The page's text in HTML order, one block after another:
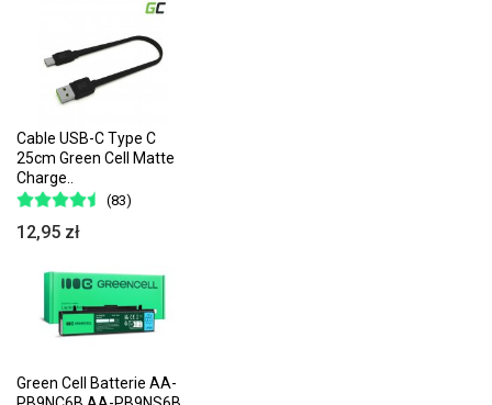
Cable USB-C Type C
25cm Green Cell Matte
Charge..
(83)
12,95 zł
Green Cell Batterie AA-